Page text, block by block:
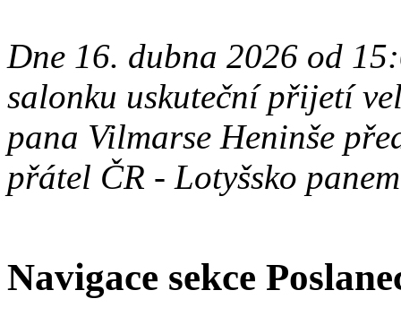
Dne 16. dubna 2026 od
salonku uskuteční přijetí
pana Vilmarse Heninše
přátel ČR - Lotyšsko
Navigace sekce